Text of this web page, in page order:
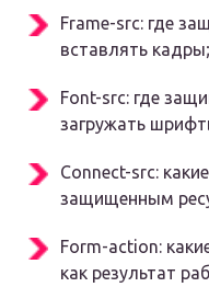
Frame-src: где
вставлять кадры;
Font-src: где
загружать
Connect-src:
защищенным
Form-action:
как результат